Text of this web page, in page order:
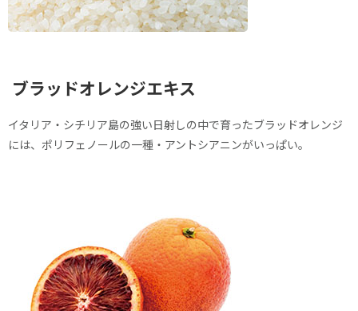
ブラッドオレンジエキス
イタリア・シチリア島の強い日射しの中で育ったブラッドオレンジ
には、ポリフェノールの一種・アントシアニンがいっぱい。